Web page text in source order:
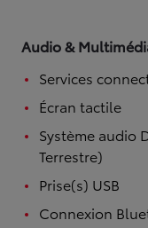
Audio &
Services
Écran tactile
Système audio
Terrestre)
Prise(s) USB
Connexion